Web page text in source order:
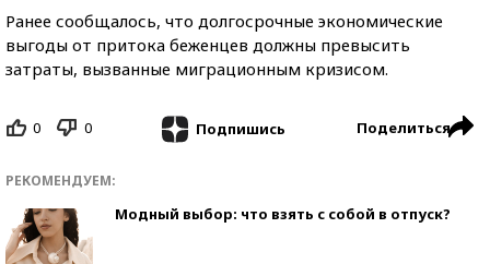
Ранее сообщалось, что долгосрочные экономические
выгоды от притока беженцев должны превысить
затраты, вызванные миграционным кризисом.
0 0 Подпишись Поделиться
РЕКОМЕНДУЕМ:
Модный выбор: что взять с собой в отпуск?